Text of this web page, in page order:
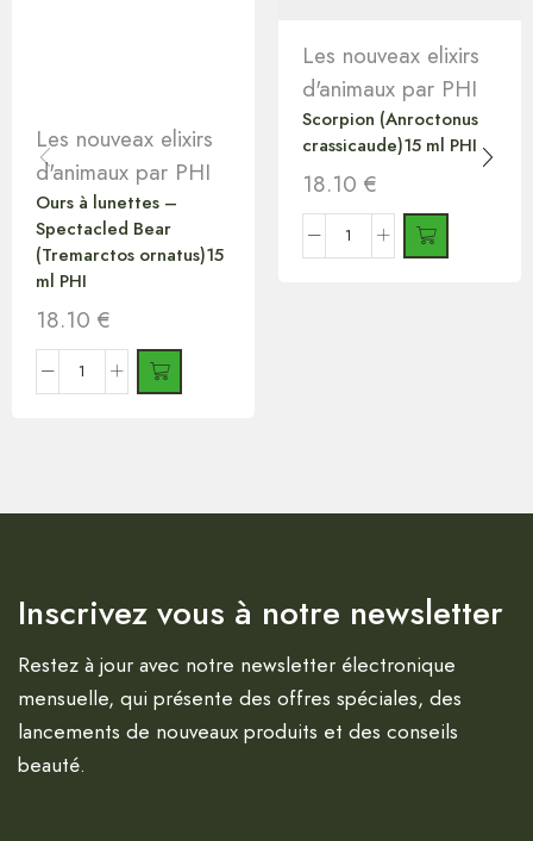
Les nouveax elixirs
d'animaux par PHI
Ours à lunettes –
Spectacled Bear
(Tremarctos ornatus)15
ml PHI
18.10 €
Les nouveax elixirs
d'animaux par PHI
Scorpion (Anroctonus
crassicaude)15 ml PHI
18.10 €
Inscrivez vous à notre newsletter
Restez à jour avec notre newsletter électronique
mensuelle, qui présente des offres spéciales, des
lancements de nouveaux produits et des conseils
beauté.